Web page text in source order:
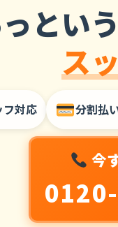
とい
ス
フ対応 分割払
今